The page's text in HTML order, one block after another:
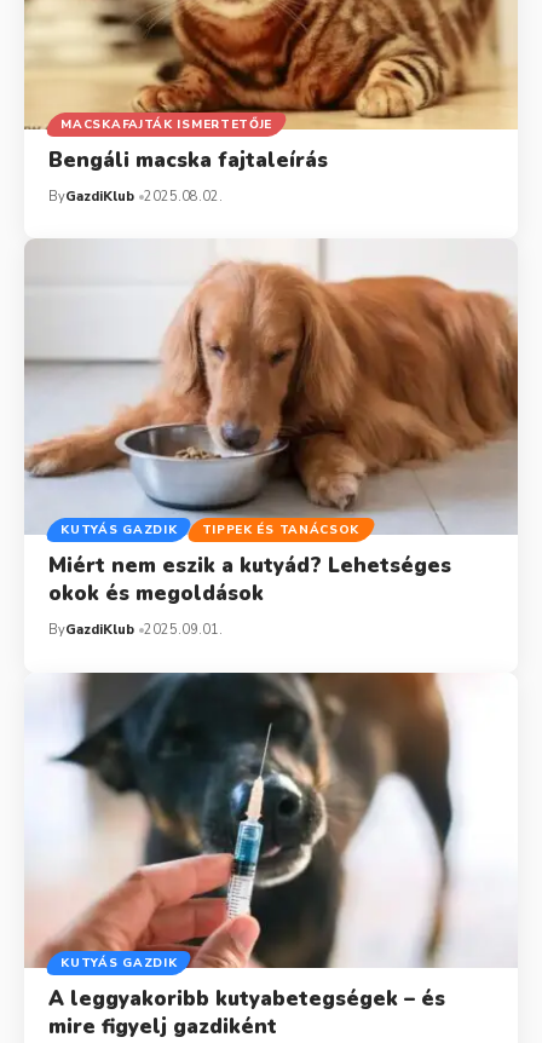
MACSKAFAJTÁK ISMERTETŐJE
Bengáli macska fajtaleírás
ByGazdiKlub 2025.08.02.
KUTYÁS GAZDIK TIPPEK ÉS TANÁCSOK
Miért nem eszik a kutyád? Lehetséges
okok és megoldások
ByGazdiKlub 2025.09.01.
KUTYÁS GAZDIK
A leggyakoribb kutyabetegségek – és
mire figyelj gazdiként